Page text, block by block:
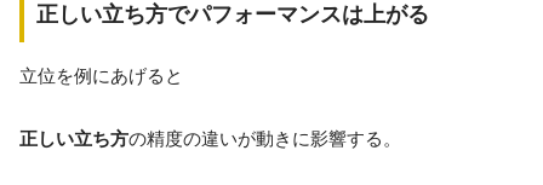
正しい立ち方でパフォーマンスは上がる
立位を例にあげると
正しい立ち方の精度の違いが動きに影響する。